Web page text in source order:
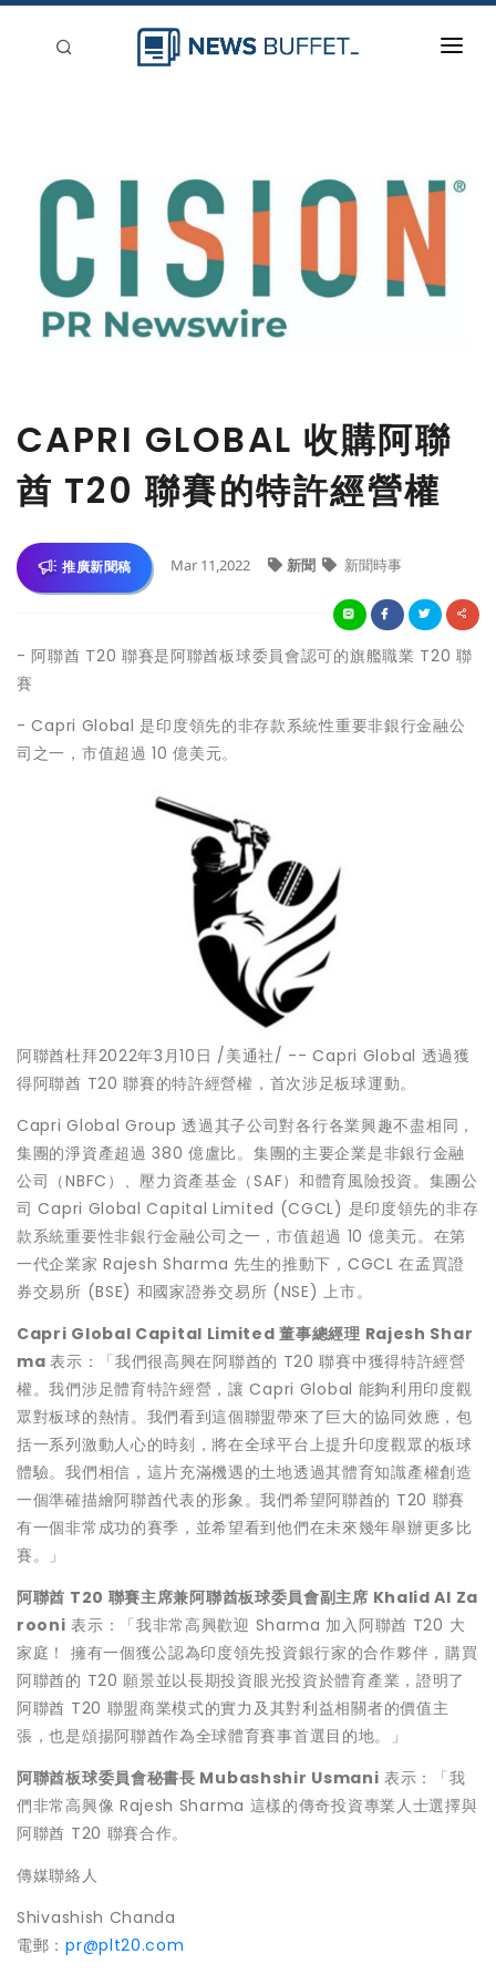
登入
CAPRI GLOBAL 收購阿聯
酋 T20 聯賽的特許經營權
推廣新聞稿 Mar 11,2022 新聞 新聞時事
- 阿聯酋 T20 聯賽是阿聯酋板球委員會認可的旗艦職業 T20 聯
賽
- Capri Global 是印度領先的非存款系統性重要非銀行金融公
司之一，市值超過 10 億美元。
阿聯酋杜拜2022年3月10日 /美通社/ -- Capri Global 透過獲
得阿聯酋 T20 聯賽的特許經營權，首次涉足板球運動。
Capri Global Group 透過其子公司對各行各業興趣不盡相同，
集團的淨資產超過 380 億盧比。集團的主要企業是非銀行金融
公司（NBFC）、壓力資產基金（SAF）和體育風險投資。集團公
司 Capri Global Capital Limited (CGCL) 是印度領先的非存
款系統重要性非銀行金融公司之一，市值超過 10 億美元。在第
一代企業家 Rajesh Sharma 先生的推動下，CGCL 在孟買證
券交易所 (BSE) 和國家證券交易所 (NSE) 上市。
Capri Global Capital Limited董事總經理 Rajesh Shar
ma表示：「我們很高興在阿聯酋的 T20 聯賽中獲得特許經營
權。我們涉足體育特許經營，讓 Capri Global 能夠利用印度觀
眾對板球的熱情。我們看到這個聯盟帶來了巨大的協同效應，包
括一系列激動人心的時刻，將在全球平台上提升印度觀眾的板球
體驗。我們相信，這片充滿機遇的土地透過其體育知識產權創造
一個準確描繪阿聯酋代表的形象。我們希望阿聯酋的 T20 聯賽
有一個非常成功的賽季，並希望看到他們在未來幾年舉辦更多比
賽。」
阿聯酋 T20 聯賽主席兼阿聯酋板球委員會副主席 Khalid Al Za
rooni 表示：「我非常高興歡迎 Sharma 加入阿聯酋 T20 大
家庭！ 擁有一個獲公認為印度領先投資銀行家的合作夥伴，購買
阿聯酋的 T20 願景並以長期投資眼光投資於體育產業，證明了
阿聯酋 T20 聯盟商業模式的實力及其對利益相關者的價值主
張，也是頌揚阿聯酋作為全球體育賽事首選目的地。」
阿聯酋板球委員會秘書長 Mubashshir Usmani 表示：「我
們非常高興像 Rajesh Sharma 這樣的傳奇投資專業人士選擇與
阿聯酋 T20 聯賽合作。
傳媒聯絡人
Shivashish Chanda
電郵：pr@plt20.com